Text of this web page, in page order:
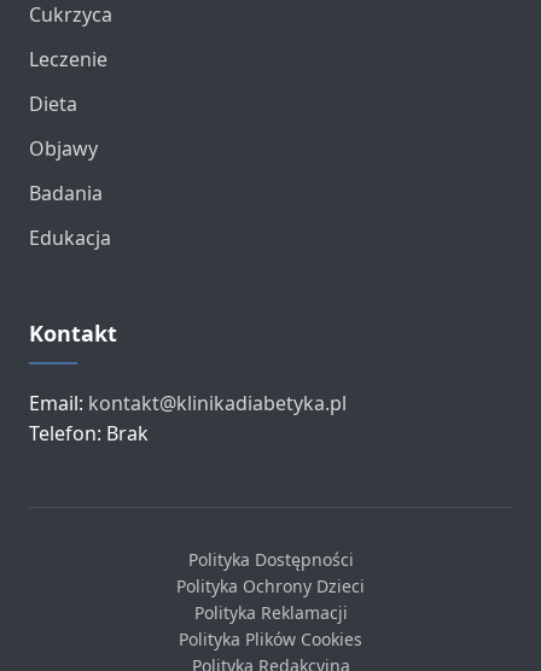
Cukrzyca
Leczenie
Dieta
Objawy
Badania
Edukacja
Kontakt
Email: kontakt@klinikadiabetyka.pl
Telefon: Brak
Polityka Dostępności
Polityka Ochrony Dzieci
Polityka Reklamacji
Polityka Plików Cookies
Polityka Redakcyjna